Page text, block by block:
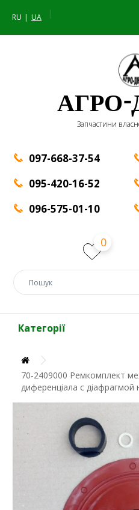
RU UA |
Запчастини
097-668-37-54
095-420-16-52
096-575-01-10
0
Категорії
70-2409000 Ремкомплект
диференціала с діафрагмой